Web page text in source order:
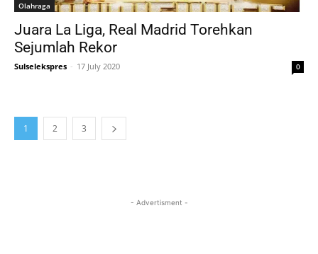
Olahraga
Juara La Liga, Real Madrid Torehkan
Sejumlah Rekor
Sulselekspres - 17 July 2020 0
1 2 3
- Advertisment -